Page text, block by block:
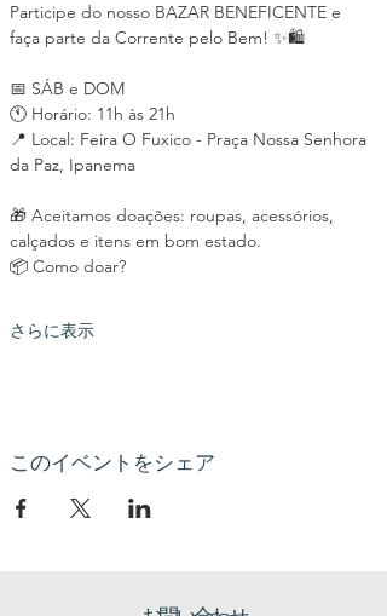
Participe do nosso BAZAR BENEFICENTE e
faça parte da Corrente pelo Bem! ✨🛍️
📅 SÁB e DOM
🕚 Horário: 11h às 21h
📍 Local: Feira O Fuxico - Praça Nossa Senhora
da Paz, Ipanema
🎁 Aceitamos doações: roupas, acessórios,
calçados e itens em bom estado.
📦 Como doar?
さらに表示
このイベントをシェア